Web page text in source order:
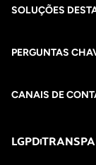
SOLUÇÕES
PERGUNTAS
CANAIS DE
LGPD